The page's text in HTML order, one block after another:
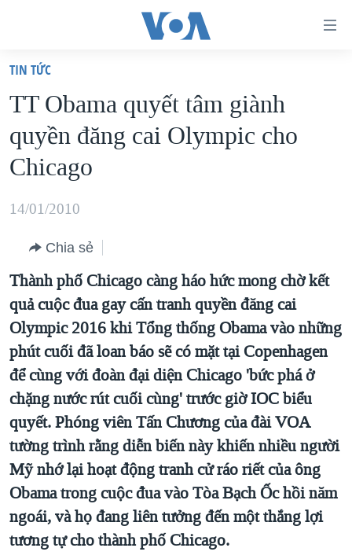
truy
cập
Tới
nội
chính
hướng
chính
Đi
tới
"Tìm"
VIỆT NAM
HOA KỲ
BIỂN ĐÔNG
THẾ GIỚI
DIỄN ĐÀN
MỤC
TỰ DO BÁO CHÍ
VẠCH TRẦN TIN GIẢ
NGƯỜI VIỆT HẢI NGOẠI
ĐỜI SỐNG
KINH TẾ
KHOA HỌC
SỨC KHOẺ
VĂN HOÁ
THỂ THAO
CHUYÊN ĐỀ
CHIẾN TRANH THƯƠNG MẠI CỦA MỸ: QUÁ KHỨ VÀ HIỆN
TẠI
HÀNH TRÌNH BẦU CỬ 2024
MỘT NĂM CHIẾN TRANH TẠI DẢI GAZA
GIẢI MÃ VÀNH ĐAI & CON ĐƯỜNG
NGÀY TỊ NẠN THẾ GIỚI
TRỊNH VĨNH BÌNH - NGƯỜI HẠ 'BÊN THẮNG CUỘC'
GROUND ZERO – XƯA VÀ NAY
HỌC TIẾNG ANH
VIDEO
NGHE
MẠNG XÃ HỘI
Ngôn ngữ khác
TIN TỨC
TT Obama quyết tâm giành
quyền đăng cai Olympic cho
Chicago
14/01/2010
Chia sẻ
Thành phố Chicago càng háo hức mong chờ kết
quả cuộc đua gay cấn tranh quyền đăng cai
Olympic 2016 khi Tổng thống Obama vào những
phút cuối đã loan báo sẽ có mặt tại Copenhagen
để cùng với đoàn đại diện Chicago 'bức phá ở
chặng nước rút cuối cùng' trước giờ IOC biểu
quyết. Phóng viên Tấn Chương của đài VOA
tường trình rằng diễn biến này khiến nhiều người
Mỹ nhớ lại hoạt động tranh cử ráo riết của ông
Obama trong cuộc đua vào Tòa Bạch Ốc hồi năm
ngoái, và họ đang liên tưởng đến một thắng lợi
tương tự cho thành phố Chicago.